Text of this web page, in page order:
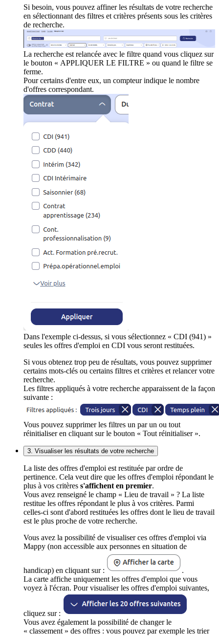
Si besoin, vous pouvez affiner les résultats de votre recherche
en sélectionnant des filtres et critères présents sous les critères
de recherche.
La recherche est relancée avec le filtre quand vous cliquez sur
le bouton « APPLIQUER LE FILTRE » ou quand le filtre se
ferme.
Pour certains d'entre eux, un compteur indique le nombre
d'offres correspondant.
Dans l'exemple ci-dessus, si vous sélectionnez « CDI (941) »
seules les offres d'emploi en CDI vous seront restituées.
Si vous obtenez trop peu de résultats, vous pouvez supprimer
certains mots-clés ou certains filtres et critères et relancer votre
recherche.
Les filtres appliqués à votre recherche apparaissent de la façon
suivante :
Vous pouvez supprimer les filtres un par un ou tout
réinitialiser en cliquant sur le bouton « Tout réinitialiser ».
3. Visualiser les résultats de votre recherche
La liste des offres d'emploi est restituée par ordre de
pertinence. Cela veut dire que les offres d'emploi répondant le
plus à vos critères s'affichent en premier.
Vous avez renseigné le champ « Lieu de travail » ? La liste
restitue les offres répondant le plus à vos critères. Parmi
celles-ci sont d'abord restituées les offres dont le lieu de travail
est le plus proche de votre recherche.
Vous avez la possibilité de visualiser ces offres d'emploi via
Mappy (non accessible aux personnes en situation de
handicap) en cliquant sur :
.
La carte affiche uniquement les offres d'emploi que vous
voyez à l'écran. Pour visualiser les offres d'emploi suivantes,
cliquez sur :
Vous avez également la possibilité de changer le
« classement » des offres : vous pouvez par exemple les trier